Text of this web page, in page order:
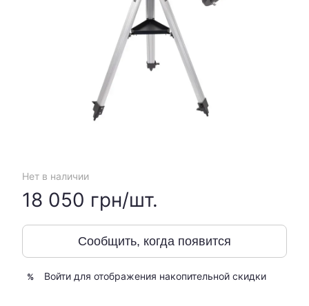
Нет в наличии
18 050 грн/шт.
Сообщить, когда появится
% Войти для отображения накопительной скидки